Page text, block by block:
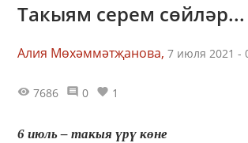
Такыям серем сөйләр...
Алия Мөхәммәтҗанова, 7 июля 2021 -
7686 0 1
6 июль – такыя үрү көне ⠀